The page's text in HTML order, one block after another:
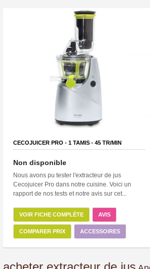
CECOJUICER PRO - 1 TAMIS - 45 TR/MIN
Non disponible
Nous avons pu tester l'extracteur de jus
Cecojuicer Pro dans notre cuisine. Voici un
rapport de nos tests et notre avis sur cet...
VOIR FICHE COMPLÈTE AVIS
COMPARER PRIX ACCESSOIRES